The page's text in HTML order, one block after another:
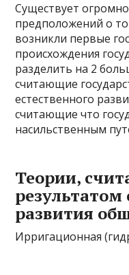
Существует
предположений о
возникли первые
происхождения
разделить на 2
считающие
естественного
считающие что
насильственным
Теории,
результатом
развития
Ирригационная